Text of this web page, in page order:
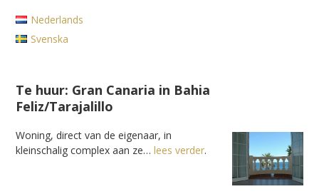
Nederlands
Svenska
Te huur: Gran Canaria in Bahia
Feliz/Tarajalillo
Woning, direct van de eigenaar, in
kleinschalig complex aan ze…lees verder.